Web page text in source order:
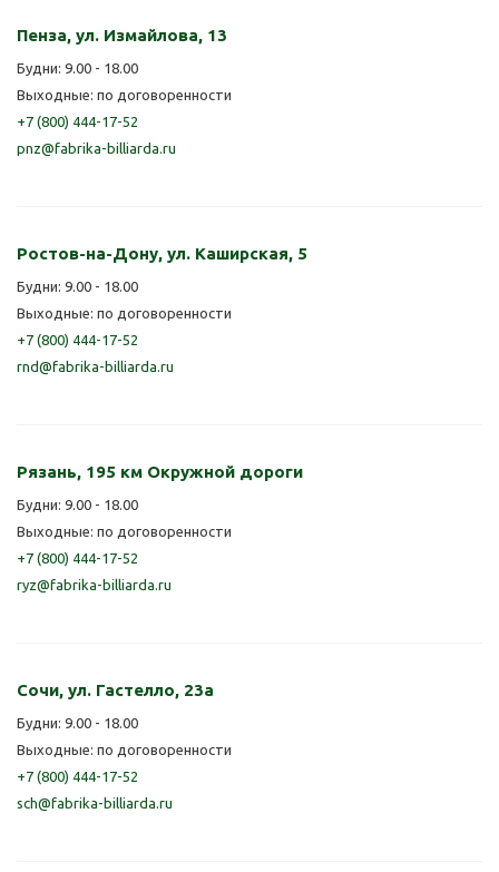
Пенза, ул. Измайлова, 13
Будни: 9.00 - 18.00
Выходные: по договоренности
+7 (800) 444-17-52
pnz@fabrika-billiarda.ru
Ростов-на-Дону, ул. Каширская, 5
Будни: 9.00 - 18.00
Выходные: по договоренности
+7 (800) 444-17-52
rnd@fabrika-billiarda.ru
Рязань, 195 км Окружной дороги
Будни: 9.00 - 18.00
Выходные: по договоренности
+7 (800) 444-17-52
ryz@fabrika-billiarda.ru
Сочи, ул. Гастелло, 23а
Будни: 9.00 - 18.00
Выходные: по договоренности
+7 (800) 444-17-52
sch@fabrika-billiarda.ru